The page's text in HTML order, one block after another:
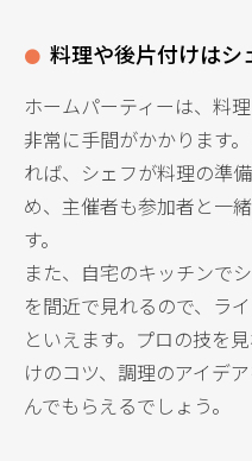
料理や後片付けはシ
ホームパーティーは、料
非常に手間がかかります
れば、シェフが料理の準
め、主催者も参加者と一
す。
また、自宅のキッチンで
を間近で見れるので、ラ
といえます。プロの技を
けのコツ、調理のアイデ
んでもらえるでしょう。